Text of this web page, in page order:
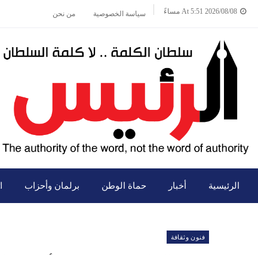
2026/08/08 At 5:51 مساءً سياسة الخصوصية من نحن
الرئيسية أخبار حماة الوطن برلمان وأحزاب
فنون وثقافة